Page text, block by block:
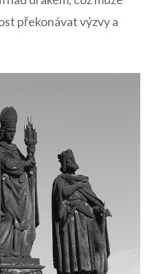
překonávat výzvy a